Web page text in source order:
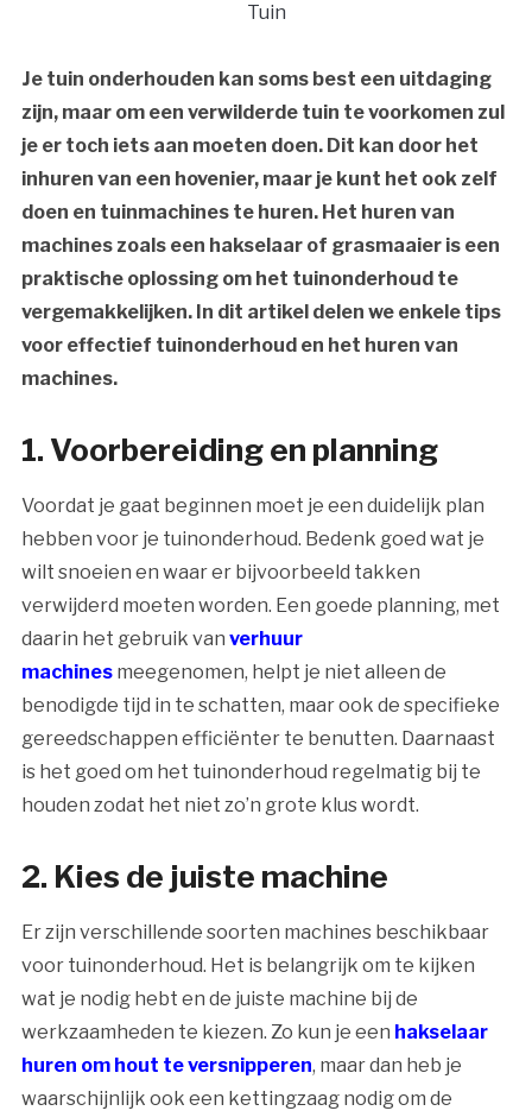
Tuin
Je tuin onderhouden kan soms best een uitdaging
zijn, maar om een verwilderde tuin te voorkomen zul
je er toch iets aan moeten doen. Dit kan door het
inhuren van een hovenier, maar je kunt het ook zelf
doen en tuinmachines te huren. Het huren van
machines zoals een hakselaar of grasmaaier is een
praktische oplossing om het tuinonderhoud te
vergemakkelijken. In dit artikel delen we enkele tips
voor effectief tuinonderhoud en het huren van
machines.
1. Voorbereiding en planning
Voordat je gaat beginnen moet je een duidelijk plan
hebben voor je tuinonderhoud. Bedenk goed wat je
wilt snoeien en waar er bijvoorbeeld takken
verwijderd moeten worden. Een goede planning, met
daarin het gebruik van verhuur
machinesmeegenomen, helpt je niet alleen de
benodigde tijd in te schatten, maar ook de specifieke
gereedschappen efficiënter te benutten. Daarnaast
is het goed om het tuinonderhoud regelmatig bij te
houden zodat het niet zo’n grote klus wordt.
2. Kies de juiste machine
Er zijn verschillende soorten machines beschikbaar
voor tuinonderhoud. Het is belangrijk om te kijken
wat je nodig hebt en de juiste machine bij de
werkzaamheden te kiezen. Zo kun je een hakselaar
huren om hout te versnipperen, maar dan heb je
waarschijnlijk ook een kettingzaag nodig om de